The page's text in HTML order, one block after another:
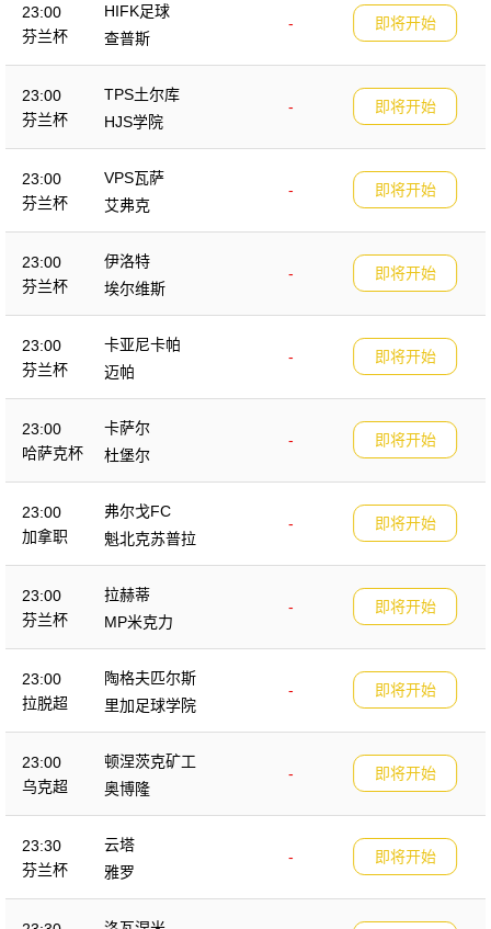
23:00
芬兰杯
HIFK足球
-
查普斯
即将开始
23:00
芬兰杯
TPS土尔库
-
HJS学院
即将开始
23:00
芬兰杯
VPS瓦萨
-
艾弗克
即将开始
23:00
芬兰杯
伊洛特
-
埃尔维斯
即将开始
23:00
芬兰杯
卡亚尼卡帕
-
迈帕
即将开始
23:00
哈萨克杯
卡萨尔
-
杜堡尔
即将开始
23:00
加拿职
弗尔戈FC
-
魁北克苏普拉
即将开始
23:00
芬兰杯
拉赫蒂
-
MP米克力
即将开始
23:00
拉脱超
陶格夫匹尔斯
-
里加足球学院
即将开始
23:00
乌克超
顿涅茨克矿工
-
奥博隆
即将开始
23:30
芬兰杯
云塔
-
雅罗
即将开始